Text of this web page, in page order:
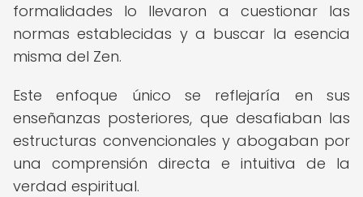
formalidades lo llevaron a cuestionar las
normas establecidas y a buscar la esencia
misma del Zen.
Este enfoque único se reflejaría en sus
enseñanzas posteriores, que desafiaban las
estructuras convencionales y abogaban por
una comprensión directa e intuitiva de la
verdad espiritual.